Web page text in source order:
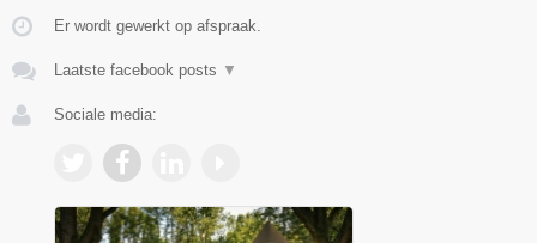
Er wordt gewerkt op afspraak.
Laatste facebook posts ▼
Sociale media: